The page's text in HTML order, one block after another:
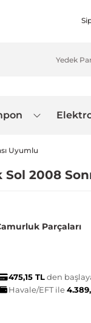
Uyumlu
2008
Parçaları
475,15 TLden
Havale/EFT ile